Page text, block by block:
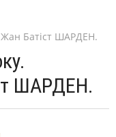
Батіст ШАРДЕН.
ШАРДЕН.